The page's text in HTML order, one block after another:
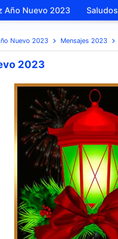
Año Nuevo 2023 Saludos
Nuevo 2023 Mensajes 2023
2023